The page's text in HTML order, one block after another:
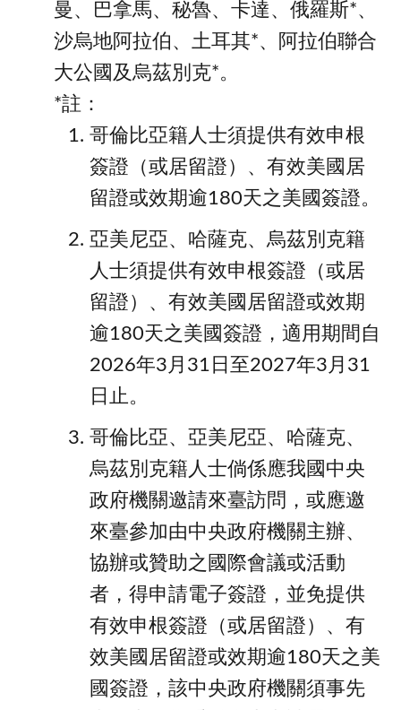
曼、巴拿馬、秘魯、卡達、俄羅斯*、
沙烏地阿拉伯、土耳其*、阿拉伯聯合
大公國及烏茲別克*。
*註：
哥倫比亞籍人士須提供有效申根
簽證（或居留證）、有效美國居
留證或效期逾180天之美國簽證。
亞美尼亞、哈薩克、烏茲別克籍
人士須提供有效申根簽證（或居
留證）、有效美國居留證或效期
逾180天之美國簽證，適用期間自
2026年3月31日至2027年3月31
日止。
哥倫比亞、亞美尼亞、哈薩克、
烏茲別克籍⼈⼠倘係應我國中央
政府機關邀請來臺訪問，或應邀
來臺參加由中央政府機關主辦、
協辦或贊助之國際會議或活動
者，得申請電⼦簽證，並免提供
有效申根簽證（或居留證）、有
效美國居留證或效期逾180天之美
國簽證，該中央政府機關須事先